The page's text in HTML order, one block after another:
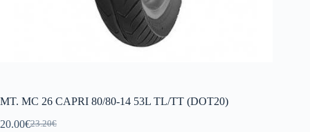
MT. MC 26 CAPRI 80/80-14 53L TL/TT (DOT20)
23.20€
20.00€